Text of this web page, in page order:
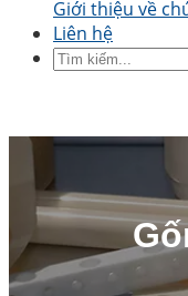
áo gốmTấm
gốmPiston gốm
Precision
tôNgành công
Engineering
Giới thiệu về
Liên hệ